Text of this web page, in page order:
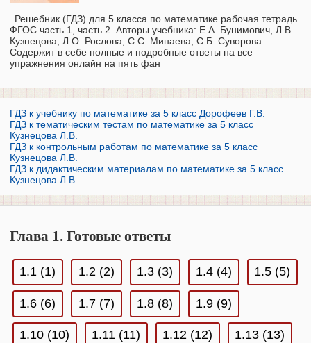
Решебник (ГДЗ) для 5 класса по математике рабочая тетрадь
ФГОС часть 1, часть 2. Авторы учебника: Е.А. Бунимович, Л.В.
Кузнецова, Л.О. Рослова, С.С. Минаева, С.Б. Суворова
Содержит в себе полные и подробные ответы на все
упражнения онлайн на пять фан
ГДЗ к учебнику по математике за 5 класс Дорофеев Г.В.
ГДЗ к тематическим тестам по математике за 5 класс
Кузнецова Л.В.
ГДЗ к контрольным работам по математике за 5 класс
Кузнецова Л.В.
ГДЗ к дидактическим материалам по математике за 5 класс
Кузнецова Л.В.
Глава 1. Готовые ответы
1.1 (1) 1.2 (2) 1.3 (3) 1.4 (4) 1.5 (5)
1.6 (6) 1.7 (7) 1.8 (8) 1.9 (9)
1.10 (10) 1.11 (11) 1.12 (12) 1.13 (13)